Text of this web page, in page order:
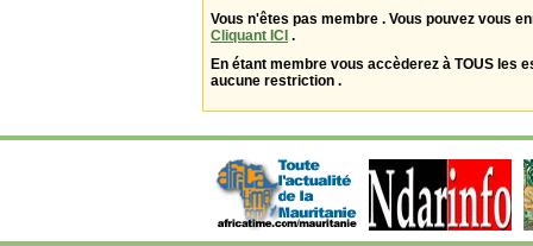
Vous n'êtes pas membre . Vous pouvez vous
Cliquant ICI .
En étant membre vous accèderez à TOUS les
aucune restriction .